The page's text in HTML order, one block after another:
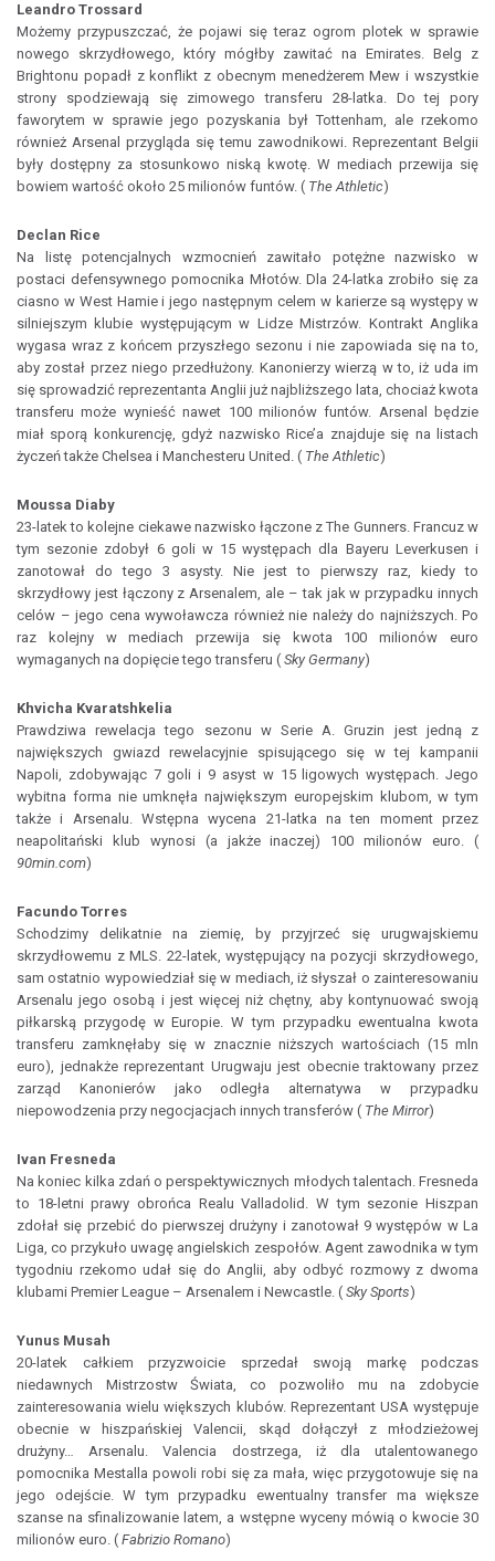
Leandro Trossard
Możemy przypuszczać, że pojawi się teraz ogrom plotek w sprawie
nowego skrzydłowego, który mógłby zawitać na Emirates. Belg z
Brightonu popadł z konflikt z obecnym menedżerem Mew i wszystkie
strony spodziewają się zimowego transferu 28-latka. Do tej pory
faworytem w sprawie jego pozyskania był Tottenham, ale rzekomo
również Arsenal przygląda się temu zawodnikowi. Reprezentant Belgii
były dostępny za stosunkowo niską kwotę. W mediach przewija się
bowiem wartość około 25 milionów funtów. ( The Athletic)
Declan Rice
Na listę potencjalnych wzmocnień zawitało potężne nazwisko w
postaci defensywnego pomocnika Młotów. Dla 24-latka zrobiło się za
ciasno w West Hamie i jego następnym celem w karierze są występy w
silniejszym klubie występującym w Lidze Mistrzów. Kontrakt Anglika
wygasa wraz z końcem przyszłego sezonu i nie zapowiada się na to,
aby został przez niego przedłużony. Kanonierzy wierzą w to, iż uda im
się sprowadzić reprezentanta Anglii już najbliższego lata, chociaż kwota
transferu może wynieść nawet 100 milionów funtów. Arsenal będzie
miał sporą konkurencję, gdyż nazwisko Rice’a znajduje się na listach
życzeń także Chelsea i Manchesteru United. ( The Athletic)
Moussa Diaby
23-latek to kolejne ciekawe nazwisko łączone z The Gunners. Francuz w
tym sezonie zdobył 6 goli w 15 występach dla Bayeru Leverkusen i
zanotował do tego 3 asysty. Nie jest to pierwszy raz, kiedy to
skrzydłowy jest łączony z Arsenalem, ale – tak jak w przypadku innych
celów – jego cena wywoławcza również nie należy do najniższych. Po
raz kolejny w mediach przewija się kwota 100 milionów euro
wymaganych na dopięcie tego transferu ( Sky Germany)
Khvicha Kvaratshkelia
Prawdziwa rewelacja tego sezonu w Serie A. Gruzin jest jedną z
największych gwiazd rewelacyjnie spisującego się w tej kampanii
Napoli, zdobywając 7 goli i 9 asyst w 15 ligowych występach. Jego
wybitna forma nie umknęła największym europejskim klubom, w tym
także i Arsenalu. Wstępna wycena 21-latka na ten moment przez
neapolitański klub wynosi (a jakże inaczej) 100 milionów euro. (
90min.com)
Facundo Torres
Schodzimy delikatnie na ziemię, by przyjrzeć się urugwajskiemu
skrzydłowemu z MLS. 22-latek, występujący na pozycji skrzydłowego,
sam ostatnio wypowiedział się w mediach, iż słyszał o zainteresowaniu
Arsenalu jego osobą i jest więcej niż chętny, aby kontynuować swoją
piłkarską przygodę w Europie. W tym przypadku ewentualna kwota
transferu zamknęłaby się w znacznie niższych wartościach (15 mln
euro), jednakże reprezentant Urugwaju jest obecnie traktowany przez
zarząd Kanonierów jako odległa alternatywa w przypadku
niepowodzenia przy negocjacjach innych transferów ( The Mirror)
Ivan Fresneda
Na koniec kilka zdań o perspektywicznych młodych talentach. Fresneda
to 18-letni prawy obrońca Realu Valladolid. W tym sezonie Hiszpan
zdołał się przebić do pierwszej drużyny i zanotował 9 występów w La
Liga, co przykuło uwagę angielskich zespołów. Agent zawodnika w tym
tygodniu rzekomo udał się do Anglii, aby odbyć rozmowy z dwoma
klubami Premier League – Arsenalem i Newcastle. ( Sky Sports)
Yunus Musah
20-latek całkiem przyzwoicie sprzedał swoją markę podczas
niedawnych Mistrzostw Świata, co pozwoliło mu na zdobycie
zainteresowania wielu większych klubów. Reprezentant USA występuje
obecnie w hiszpańskiej Valencii, skąd dołączył z młodzieżowej
drużyny… Arsenalu. Valencia dostrzega, iż dla utalentowanego
pomocnika Mestalla powoli robi się za mała, więc przygotowuje się na
jego odejście. W tym przypadku ewentualny transfer ma większe
szanse na sfinalizowanie latem, a wstępne wyceny mówią o kwocie 30
milionów euro. ( Fabrizio Romano)